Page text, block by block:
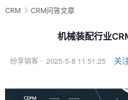
CRM CRM问答文章
机械装配行业
纷享销客 · 2025-5-8 11:51:25 关